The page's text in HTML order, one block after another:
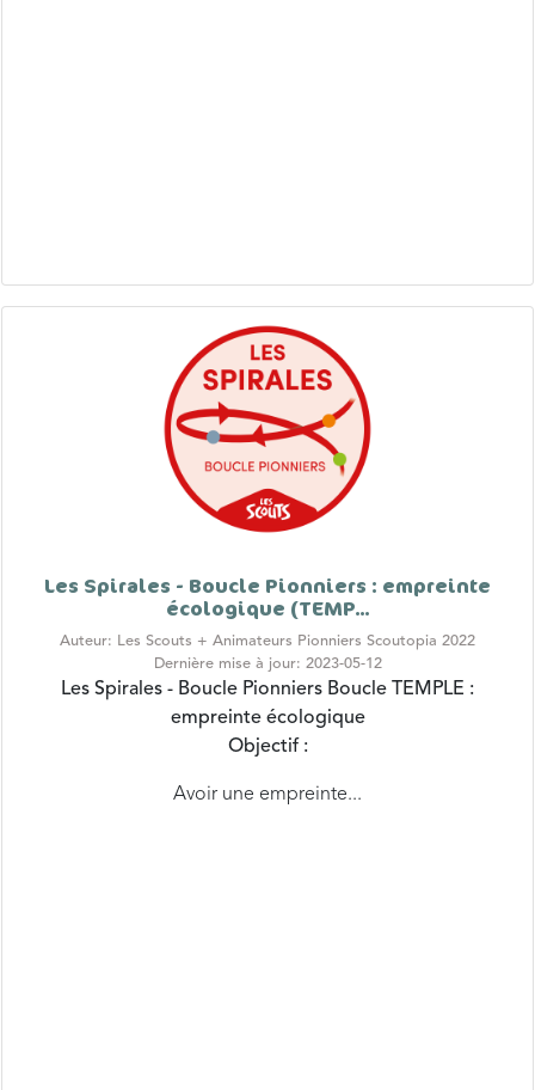
Auteur: Les Scouts + Animateurs Pionniers Scoutopia 2022
Les Spirales - Boucle Pionniers Boucle TEMPLE :
empreinte écologique
Objectif :
Avoir une empreinte...